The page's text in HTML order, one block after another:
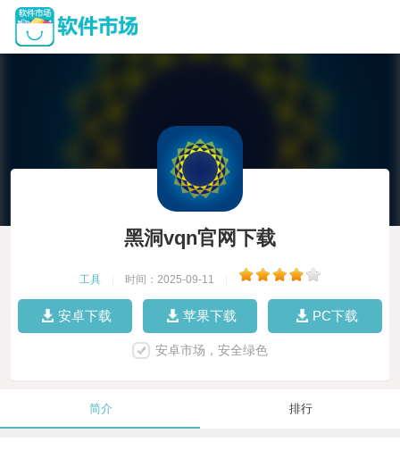
黑洞vqn官网下载
工具 时间：2025-09-11
安卓下载 苹果下载 PC下载
安卓市场，安全绿色
简介 排行